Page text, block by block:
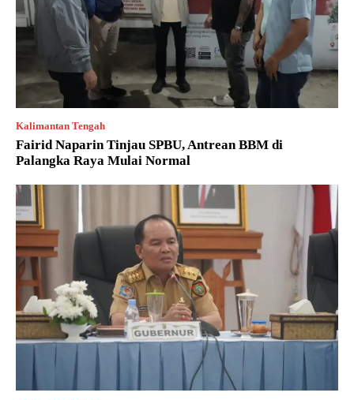
Kalimantan Tengah
Fairid Naparin Tinjau SPBU, Antrean BBM di
Palangka Raya Mulai Normal